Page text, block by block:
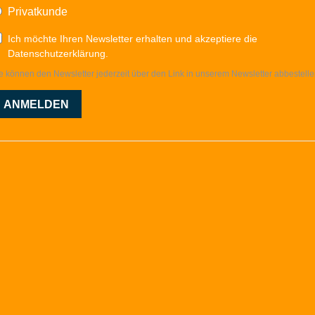
Privatkunde
Ich möchte Ihren Newsletter erhalten und akzeptiere die
Datenschutzerklärung.
können den Newsletter jederzeit über den Link in unserem Newsletter
ANMELDEN